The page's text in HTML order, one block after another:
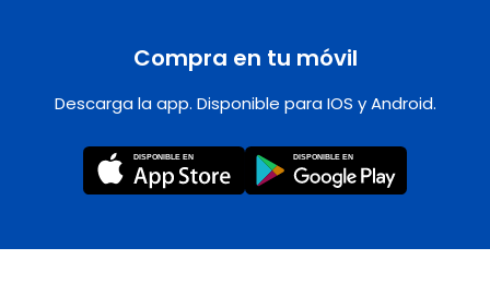
Compra en tu móvil
Descarga la app. Disponible para IOS y Android.